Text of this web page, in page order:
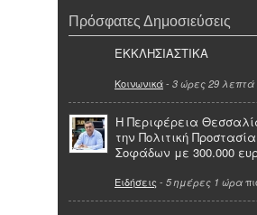
Πρόσφατες Δημοσιεύσεις
ΕΚΚΛΗΣΙΑΣΤΙΚΑ
Κοινωνικά- 3 ώρες 29 λεπτά
Η Περιφέρεια
την Πολιτική
Σοφάδων με 300.000
Ειδήσεις - 5 ημέρες 1 ώρα